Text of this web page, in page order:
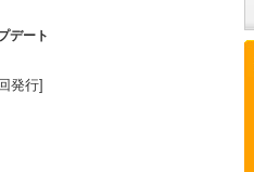
デート
発行]